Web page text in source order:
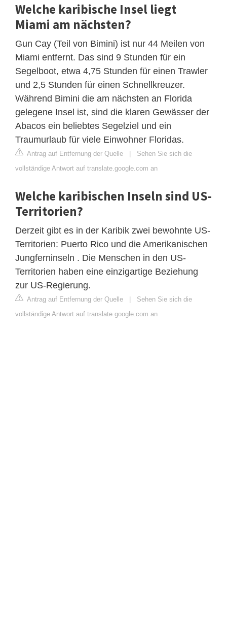
Welche karibische Insel liegt
Miami am nächsten?
Gun Cay (Teil von Bimini) ist nur 44 Meilen von
Miami entfernt. Das sind 9 Stunden für ein
Segelboot, etwa 4,75 Stunden für einen Trawler
und 2,5 Stunden für einen Schnellkreuzer.
Während Bimini die am nächsten an Florida
gelegene Insel ist, sind die klaren Gewässer der
Abacos ein beliebtes Segelziel und ein
Traumurlaub für viele Einwohner Floridas.
Antrag auf Entfernung der Quelle | Sehen Sie sich die
vollständige Antwort auf translate.google.com an
Welche karibischen Inseln sind US-
Territorien?
Derzeit gibt es in der Karibik zwei bewohnte US-
Territorien: Puerto Rico und die Amerikanischen
Jungferninseln . Die Menschen in den US-
Territorien haben eine einzigartige Beziehung
zur US-Regierung.
Antrag auf Entfernung der Quelle | Sehen Sie sich die
vollständige Antwort auf translate.google.com an